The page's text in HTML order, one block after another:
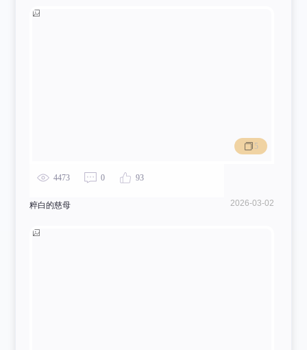
4473 0 93
粹白的慈母 2026-03-02
5